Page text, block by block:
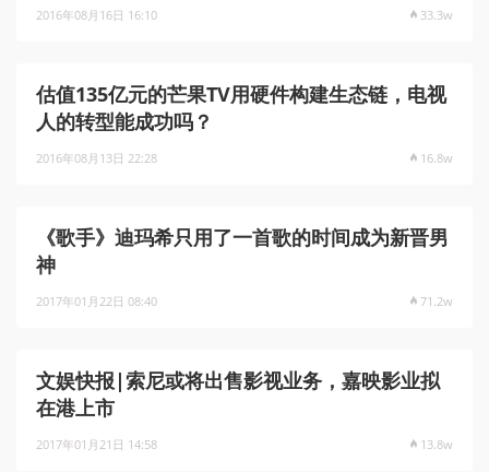
2016年08月16日 16:10 33.3w
估值135亿元的芒果TV用硬件构建生态链，电视
人的转型能成功吗？
2016年08月13日 22:28 16.8w
《歌手》迪玛希只用了一首歌的时间成为新晋男
神
2017年01月22日 08:40 71.2w
文娱快报|索尼或将出售影视业务，嘉映影业拟
在港上市
2017年01月21日 14:58 13.8w